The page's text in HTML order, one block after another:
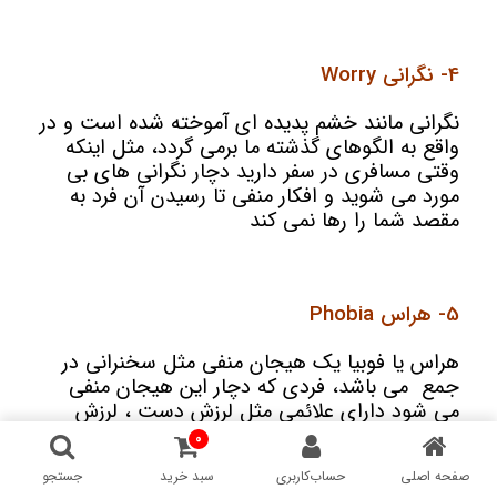
4- نگرانی Worry
نگرانی مانند خشم پدیده ای آموخته شده است و در
واقع به الگوهای گذشته ما برمی گردد، مثل اینکه
وقتی مسافری در سفر دارید دچار نگرانی های بی
مورد می شوید و افکار منفی تا رسیدن آن فرد به
مقصد شما را رها نمی کند
5- هراس Phobia
هراس یا فوبیا یک هیجان منفی مثل سخنرانی در
جمع می باشد، فردی که دچار این هیجان منفی
می شود دارای علائمی مثل لرزش دست ، لرزش
صدا ، عرق کردن و سرخ شدن صورت می شود
صفحه اصلی حساب‌کاربری
0
سبد خرید
جستجو